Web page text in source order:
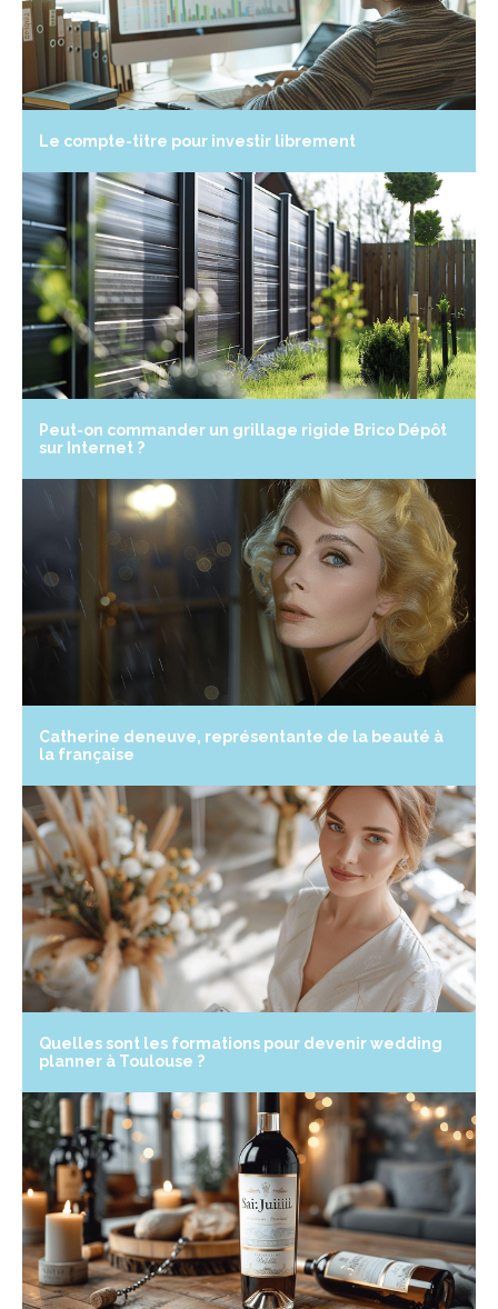
Le compte-titre pour investir librement
Peut-on commander un grillage rigide Brico Dépôt
sur Internet ?
Catherine deneuve, représentante de la beauté à
la française
Quelles sont les formations pour devenir wedding
planner à Toulouse ?